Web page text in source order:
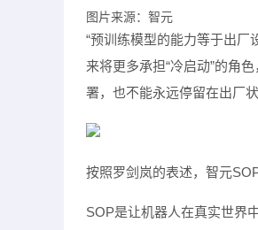
图片来源：智元
“预训练模型的能力等于出厂
来将更多承担“冷启动”的角
署，也不能永远停留在出厂
按照罗剑岚的表述，智元
SOP是让机器人在真实世界